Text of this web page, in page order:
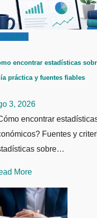
encontrar estadísticas
práctica y fuentes fiables
3, 2026
encontrar
Fuentes y
sobre…
More